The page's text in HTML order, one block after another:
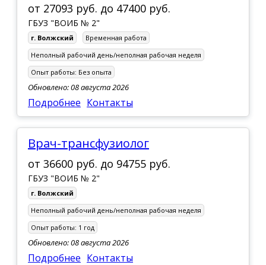
г. Камышин
г. Котельниково
г. Котово
г. Краснослободск
г. Ленинск
г. Михайловка
г. Николаевск
г. Новоаннинский
г. Палласовка
г. Петров Вал
г. Серафимович
г. Суровикино
г. Урюпинск
от 27093 руб. до 47400 руб.
ГБУЗ "ВОИБ № 2"
г. Волжский
Временная работа
Неполный рабочий день/неполная рабочая неделя
Опыт работы: Без опыта
Обновлено: 08 августа 2026
Подробнее Контакты
Врач-трансфузиолог
от 36600 руб. до 94755 руб.
ГБУЗ "ВОИБ № 2"
г. Волжский
Неполный рабочий день/неполная рабочая неделя
Опыт работы: 1 год
Обновлено: 08 августа 2026
Подробнее Контакты